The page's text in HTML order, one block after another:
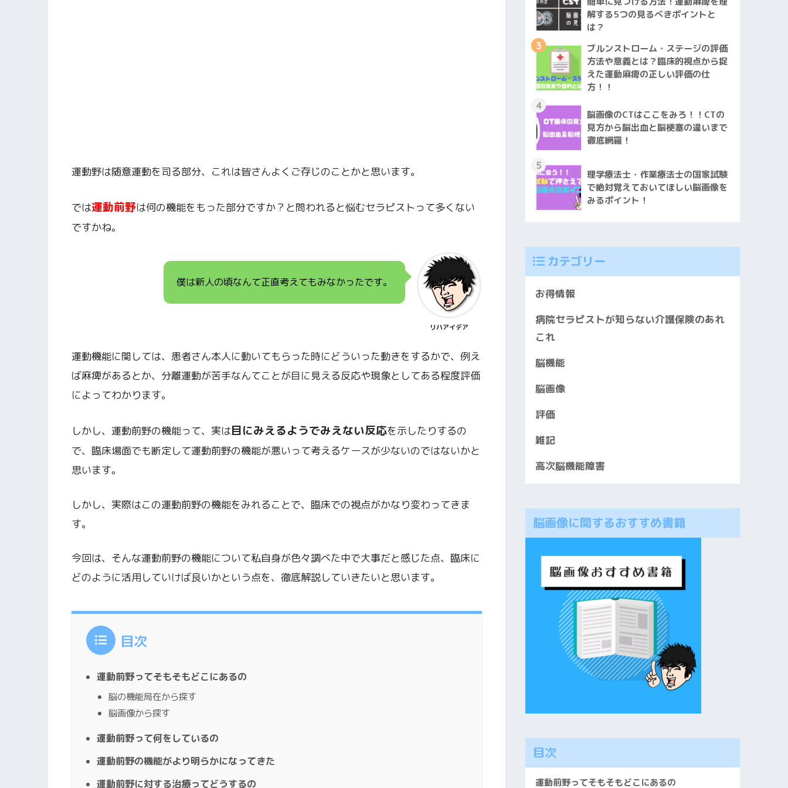
運動野は随意運動を司る部分、これは皆さんよくご存じのことかと思います。
では運動前野は何の機能をもった部分ですか？と問われると悩むセラピストって多くない
ですかね。
僕は新人の頃なんて正直考えてもみなかったです。
リハアイデア
運動機能に関しては、患者さん本人に動いてもらった時にどういった動きをするかで、例え
ば麻痺があるとか、分離運動が苦手なんてことが目に見える反応や現象としてある程度評価
によってわかります。
しかし、運動前野の機能って、実は目にみえるようでみえない反応を示したりするの
で、臨床場面でも断定して運動前野の機能が悪いって考えるケースが少ないのではないかと
思います。
しかし、実際はこの運動前野の機能をみれることで、臨床での視点がかなり変わってきま
す。
今回は、そんな運動前野の機能について私自身が色々調べた中で大事だと感じた点、臨床に
どのように活用していけば良いかという点を、徹底解説していきたいと思います。
目次
運動前野ってそもそもどこにあるの
脳の機能局在から探す
脳画像から探す
運動前野って何をしているの
運動前野の機能がより明らかになってきた
運動前野に対する治療ってどうするの
解する5つの見るべきポイントと
は？
3
ブルンストローム・ステージの評価
方法や意義とは？臨床的視点から捉
えた運動麻痺の正しい評価の仕
方！！
4
脳画像のCTはここをみろ！！CTの
見方から脳出血と脳梗塞の違いまで
徹底網羅！
5
理学療法士・作業療法士の国家試験
で絶対覚えておいてほしい脳画像を
みるポイント！
カテゴリー
お得情報
病院セラピストが知らない介護保険のあれ
これ
脳機能
脳画像
評価
雑記
高次脳機能障害
脳画像に関するおすすめ書籍
目次
運動前野ってそもそもどこにあるの